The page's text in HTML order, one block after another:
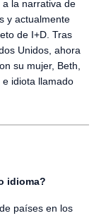
la narrativa de
y actualmente
de I+D. Tras
Unidos, ahora
su mujer, Beth,
idiota llamado
idioma?
países en los